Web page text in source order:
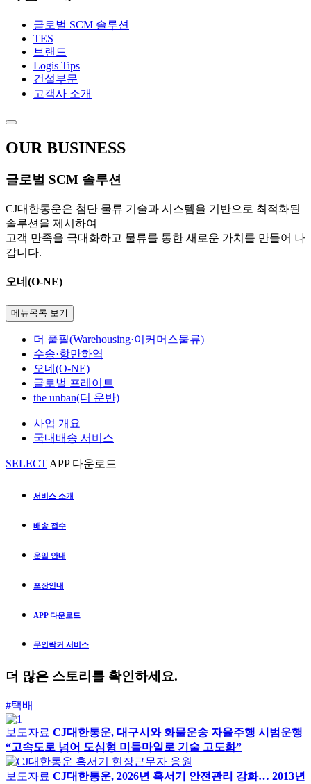
글로벌 SCM 솔루션
TES
브랜드
Logis Tips
건설부문
고객사 소개
OUR BUSINESS
글로벌 SCM 솔루션
CJ대한통운은 첨단 물류 기술과 시스템을 기반으로 최적화된
솔루션을 제시하여
고객 만족을 극대화하고 물류를 통한 새로운 가치를 만들어 나
갑니다.
오네(O-NE)
메뉴목록 보기
더 풀필(Warehousing·이커머스물류)
수송·항만하역
오네(O-NE)
글로벌 프레이트
the unban(더 운반)
사업 개요
국내배송 서비스
SELECT APP 다운로드
서비스 소개
배송 접수
운임 안내
포장안내
APP 다운로드
무인락커 서비스
더 많은 스토리를 확인하세요.
#택배
보도자료 CJ대한통운, 대구시와 화물운송 자율주행 시범운행
“고속도로 넘어 도심형 미들마일로 기술 고도화”
보도자료 CJ대한통운, 2026년 혹서기 안전관리 강화… 2013년